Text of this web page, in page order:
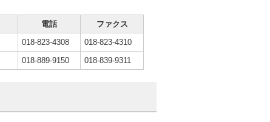
電話
ファクス
018-823-4308
018-823-4310
018-889-9150 018-839-9311